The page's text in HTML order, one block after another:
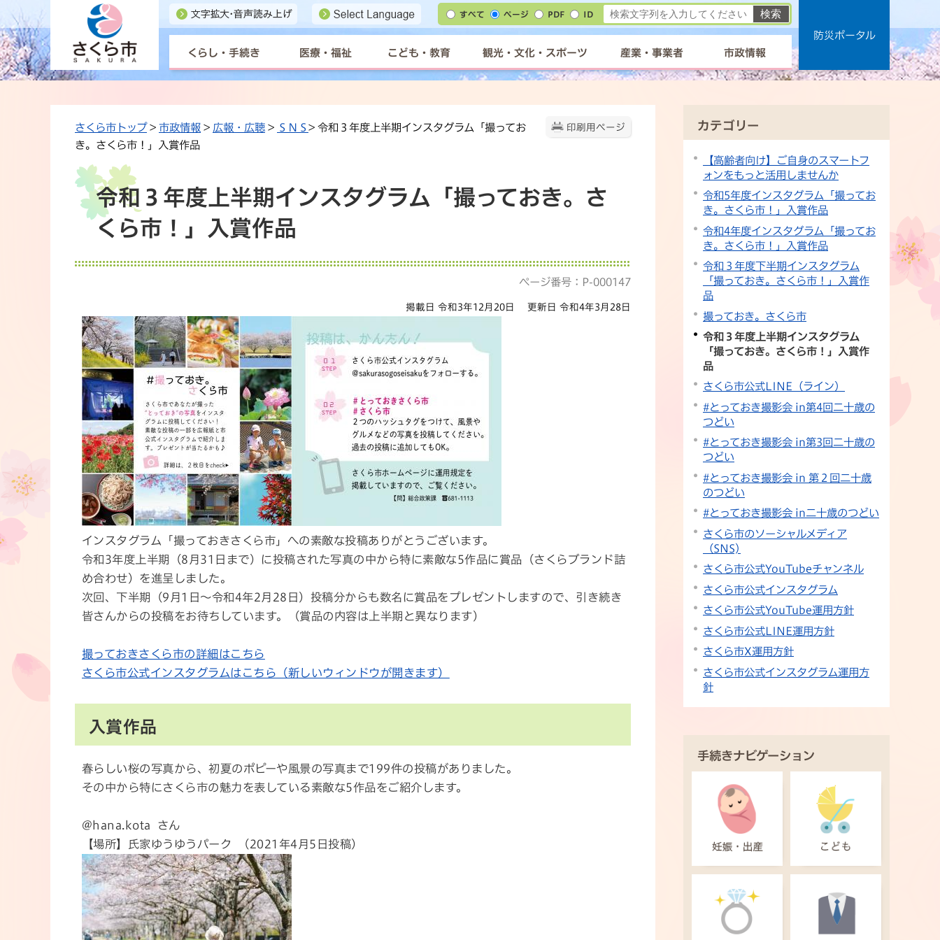
すべて ページ PDF ID
くらし・手続き 医療・福祉 こども・教育 観光・文化・スポーツ 産業・事業者 市政情報
防災ポータル
印刷用ページ
さくら市トップ> 市政情報 > 広報・広聴 > ＳＮＳ > 令和３年度上半期インスタグラム「撮ってお
き。さくら市！」入賞作品
令和３年度上半期インスタグラム「撮っておき。さ
くら市！」入賞作品
ページ番号：P-000147
掲載日 令和3年12月20日 更新日 令和4年3月28日
インスタグラム「撮っておきさくら市」への素敵な投稿ありがとうございます。
令和3年度上半期（8月31日まで）に投稿された写真の中から特に素敵な5作品に賞品（さくらブランド詰
め合わせ）を進呈しました。
次回、下半期（9月1日～令和4年2月28日）投稿分からも数名に賞品をプレゼントしますので、引き続き
皆さんからの投稿をお待ちしています。（賞品の内容は上半期と異なります）
撮っておきさくら市の詳細はこちら
さくら市公式インスタグラムはこちら（新しいウィンドウが開きます）
入賞作品
春らしい桜の写真から、初夏のポピーや風景の写真まで199件の投稿がありました。
その中から特にさくら市の魅力を表している素敵な5作品をご紹介します。
@hana.kota さん
【場所】氏家ゆうゆうパーク （2021年4月5日投稿）
カテゴリー
【高齢者向け】ご自身のスマートフ
ォンをもっと活用しませんか
令和5年度インスタグラム「撮ってお
き。さくら市！」入賞作品
令和4年度インスタグラム「撮ってお
き。さくら市！」入賞作品
令和３年度下半期インスタグラム
「撮っておき。さくら市！」入賞作
品
撮っておき。さくら市
令和３年度上半期インスタグラム
「撮っておき。さくら市！」入賞作
品
さくら市公式LINE（ライン）
#とっておき撮影会 in第4回二十歳の
つどい
#とっておき撮影会 in第3回二十歳の
つどい
#とっておき撮影会 in 第２回二十歳
のつどい
#とっておき撮影会 in二十歳のつどい
さくら市のソーシャルメディア
（SNS)
さくら市公式YouTubeチャンネル
さくら市公式インスタグラム
さくら市公式YouTube運用方針
さくら市公式LINE運用方針
さくら市X運用方針
さくら市公式インスタグラム運用方
針
手続きナビゲーション